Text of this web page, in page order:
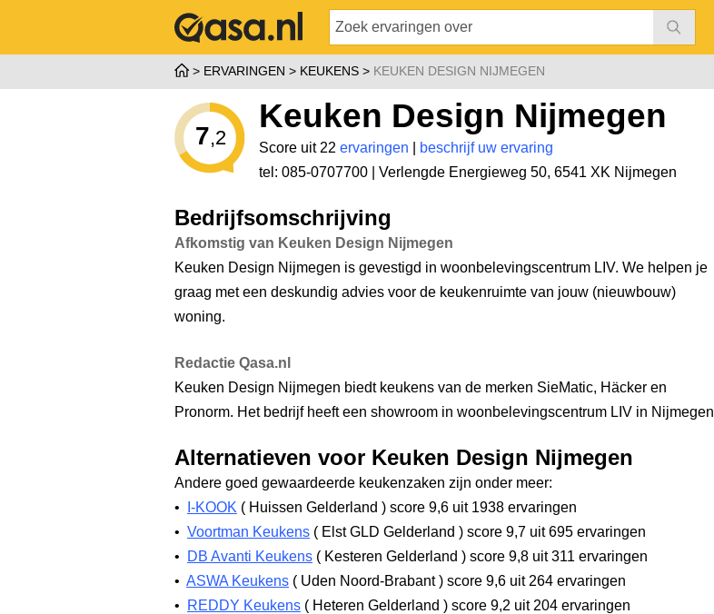
ERVARINGEN KEUKENS KEUKEN DESIGN NIJMEGEN
7,2
Keuken Design Nijmegen
Score uit 22 ervaringen
beschrijf uw ervaring
tel: 085-0707700 | Verlengde Energieweg 50, 6541 XK Nijmegen
Bedrijfsomschrijving
Afkomstig van Keuken Design Nijmegen
Keuken Design Nijmegen is gevestigd in woonbelevingscentrum LIV. We helpen je
graag met een deskundig advies voor de keukenruimte van jouw (nieuwbouw)
woning.
Redactie Qasa.nl
Keuken Design Nijmegen biedt keukens van de merken SieMatic, Häcker en
Pronorm. Het bedrijf heeft een showroom in woonbelevingscentrum LIV in Nijmegen
Alternatieven voor Keuken Design Nijmegen
Andere goed gewaardeerde keukenzaken zijn onder meer:
•
I-KOOK ( Huissen Gelderland ) score 9,6 uit 1938 ervaringen
• Voortman Keukens ( Elst GLD Gelderland ) score 9,7 uit 695 ervaringen
•
DB Avanti Keukens ( Kesteren Gelderland ) score 9,8 uit 311 ervaringen
• ASWA Keukens ( Uden Noord-Brabant) score 9,6 uit 264 ervaringen
•
REDDY Keukens ( Heteren Gelderland ) score 9,2 uit 204 ervaringen